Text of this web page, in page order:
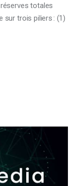
totales
sur trois piliers : (1)